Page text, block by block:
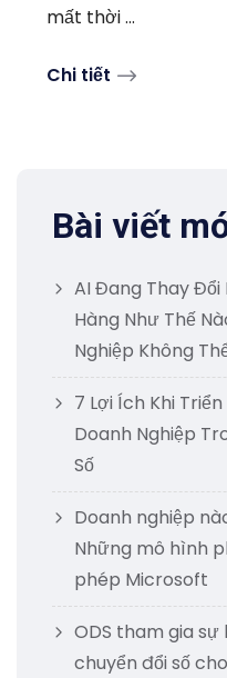
mất thời ...
Chi tiết
Bài viết
AI Đang Thay Đổi
Hàng Như Thế
Nghiệp Không
7 Lợi Ích Khi
Doanh Nghiệp
Số
Doanh nghiệp
Những mô hình
phép Microsoft
ODS tham gia sự
chuyển đổi số